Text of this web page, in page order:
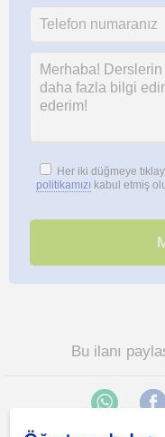
Her iki düğmeye
politikamızı kabul etmiş
Bu ilanı